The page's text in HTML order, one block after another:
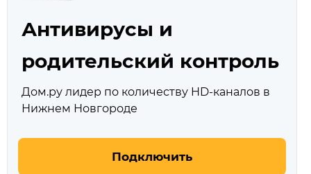
Антивирусы и
родительский контроль
Дом.ру лидер по количеству HD‑каналов в
Нижнем Новгороде
Подключить